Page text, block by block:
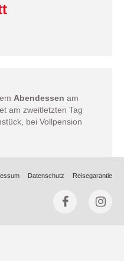
Abendessen am
am zweitletzten Tag
bei Vollpension
Datenschutz Reisegarantie